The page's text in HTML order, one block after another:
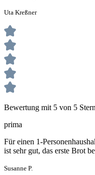
Uta Kreßner
Bewertung mit 5 von 5
prima
Für einen 1-
ist sehr gut, das erste Brot
Susanne P.